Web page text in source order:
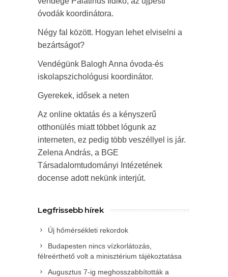
óvodák koordinátora.
Négy fal között. Hogyan lehet elviselni a
bezártságot?
Vendégünk Balogh Anna óvoda-és
iskolapszichológusi koordinátor.
Gyerekek, idősek a neten
Az online oktatás és a kényszerű
otthonülés miatt többet lógunk az
interneten, ez pedig több veszéllyel is jár.
Zelena András, a BGE
Társadalomtudományi Intézetének
docense adott nekünk interjút.
Legfrissebb hírek
Új hőmérsékleti rekordok
Budapesten nincs vízkorlátozás,
félreérthető volt a minisztérium tájékoztatása
Augusztus 7-ig meghosszabbították a